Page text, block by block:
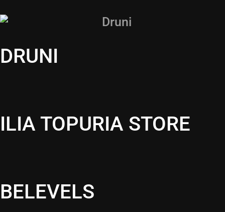
DRUNI
ILIA TOPURIA STORE
BELEVELS